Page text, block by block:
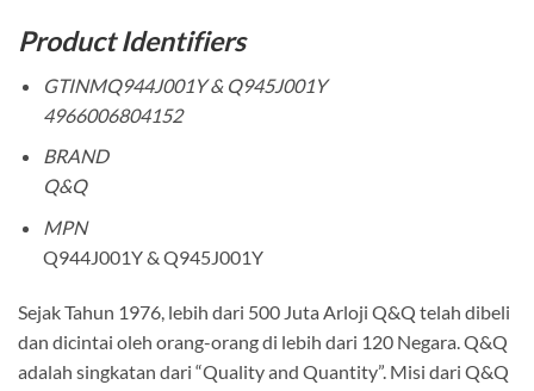
Product Identifiers
GTINMQ944J001Y & Q945J001Y
4966006804152
BRAND
Q&Q
MPN
Q944J001Y & Q945J001Y
Sejak Tahun 1976, lebih dari 500 Juta Arloji Q&Q telah dibeli
dan dicintai oleh orang-orang di lebih dari 120 Negara. Q&Q
adalah singkatan dari “Quality and Quantity”. Misi dari Q&Q